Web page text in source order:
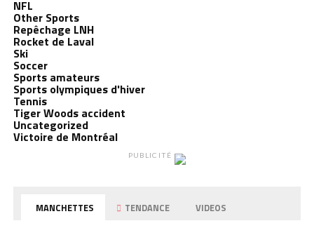
NFL
Other Sports
Repêchage LNH
Rocket de Laval
Ski
Soccer
Sports amateurs
Sports olympiques d'hiver
Tennis
Tiger Woods accident
Uncategorized
Victoire de Montréal
PUBLICITÉ
MANCHETTES TENDANCE VIDEOS